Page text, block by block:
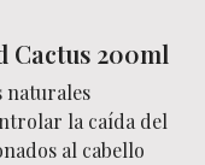
Cactus 200ml
naturales
la caída del
al cabello